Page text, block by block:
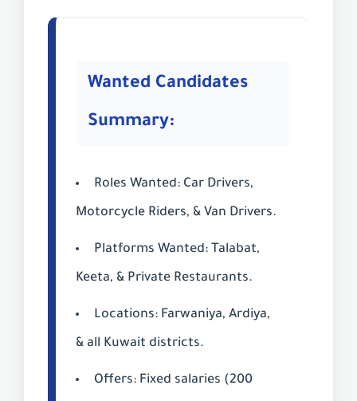
Wanted Candidates
Summary:
Roles Wanted: Car Drivers,
Motorcycle Riders, & Van Drivers.
Platforms Wanted: Talabat,
Keeta, & Private Restaurants.
Locations: Farwaniya, Ardiya,
& all Kuwait districts.
Offers: Fixed salaries (200